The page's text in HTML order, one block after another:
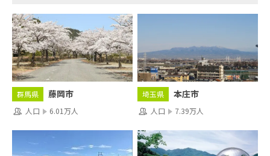
群馬県 藤岡市
人口 6.01万人
埼玉県 本庄市
人口 7.39万人